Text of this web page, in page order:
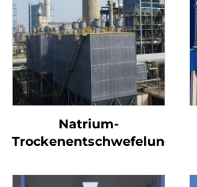
Natrium-
Trockenentschwefelung